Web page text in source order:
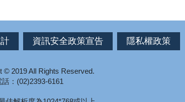
資訊安全政策宣告 隱私權政策
© 2019 All Rights Reserved.
話：(02)2393-6161